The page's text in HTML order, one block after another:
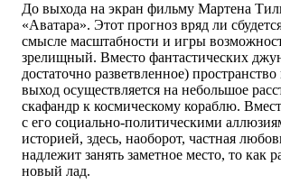
До выхода на экран фильму Мартена
«Аватара». Этот прогноз вряд ли
смысле масштабности и игры
зрелищный. Вместо фантастических
достаточно разветвленное)
выход осуществляется на небольшое
скафандр к космическому кораблю.
c его социально-политическими
историей, здесь, наоборот, частная
надлежит занять заметное место, то как
новый лад.